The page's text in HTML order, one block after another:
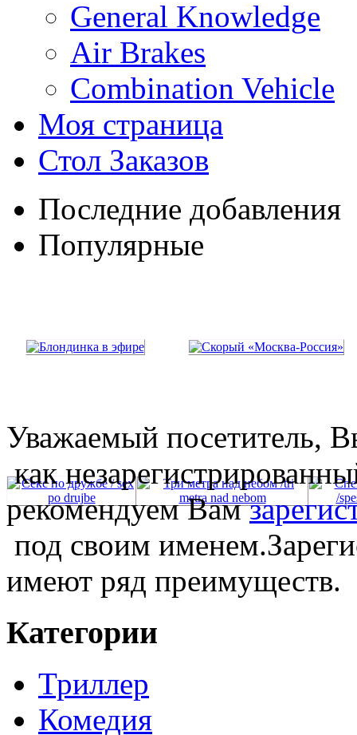
General Knowledge
Air Brakes
Combination Vehicle
Моя страница
Стол Заказов
Последние добавления
Популярные
Уважаемый посетитель,
как
рекомендуем Вам
под своим
имеют ряд преимуществ.
Категории
Триллер
Комедия